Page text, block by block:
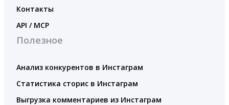
Контакты
API / MCP
Полезное
Анализ конкурентов в Инстаграм
Статистика сторис в Инстаграм
Выгрузка комментариев из Инстаграм